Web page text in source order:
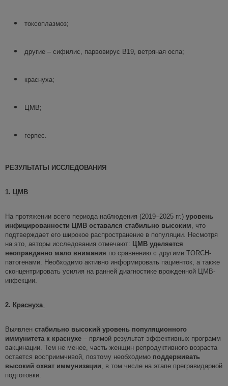
токсоплазмоз;
другие – сифилис, парвовирус В19, ветряная оспа;
краснуха;
ЦМВ;
герпес.
РЕЗУЛЬТАТЫ ИССЛЕДОВАНИЯ
1. ЦМВ
На протяжении всего периода наблюдения (2019–2025 гг.) уровень
инфицированности ЦМВ оставался стабильно высоким , что
подтверждает его широкое распространение в популяции. Несмотря
на это, авторы исследования отмечают: ЦМВ уделяется
неоправданно мало внимания по сравнению с другими TORCH-
патогенами. Необходимо активно информировать пациенток, а также
сконцентрировать усилия на ранней диагностике врожденной ЦМВ-
инфекции.
2. Краснуха
Выявлен стабильно высокий уровень популяционного
иммунитета к краснухе – прямой результат эффективных программ
вакцинации. Тем не менее, часть женщин репродуктивного возраста
остается восприимчивой, поэтому необходимо поддерживать
высокий охват иммунизации , в том числе на этапе прегравидарной
подготовки.